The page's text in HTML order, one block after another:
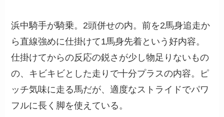
浜中騎手が騎乗。2頭併せの内。前を2馬身追走か
ら直線強めに仕掛けて1馬身先着という好内容。
仕掛けてからの反応の鋭さが少し物足りないもの
の、キビキビとした走りで十分プラスの内容。ピ
ッチ気味に走る馬だが、適度なストライドでパワ
フルに長く脚を使えている。